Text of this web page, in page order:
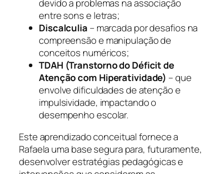
devido a problemas na associação
entre sons e letras;
Discalculia – marcada por desafios na
compreensão e manipulação de
conceitos numéricos;
TDAH (Transtorno do Déficit de
Atenção com Hiperatividade) – que
envolve dificuldades de atenção e
impulsividade, impactando o
desempenho escolar.
Este aprendizado conceitual fornece a
Rafaela uma base segura para, futuramente,
desenvolver estratégias pedagógicas e